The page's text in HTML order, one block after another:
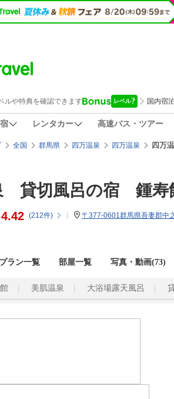
レンタカー 高速バス・ツアー
全国 群馬県 四万温泉 四万温泉 四万
貸切風呂の宿 鍾寿
4.42 (212件) 〒377-0601群馬県吾妻郡中
プラン一覧 部屋一覧 写真・動画(73)
美肌温泉 大浴場露天風呂